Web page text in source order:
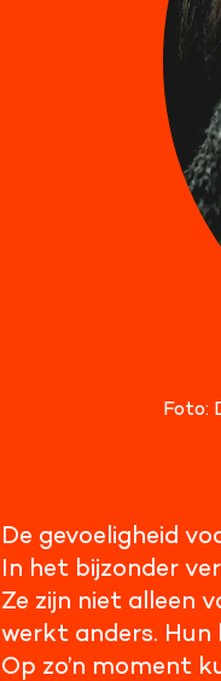
Foto:
De gevoeligheid
In het bijzonder
Ze zijn niet alleen
werkt anders.
Op zo’n moment